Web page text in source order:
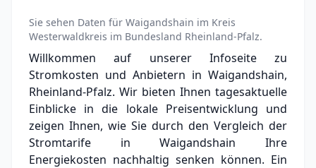
Strompreisvergleich Waigandshain 2025
Grundversorger Waigandshain
Experten-Analyse: Strommarkt in
Waigandshain
Aktueller Strompreis in Waigandshain
Stromanbieter in der Nähe von Waigandshain
Sie sehen Daten für Waigandshain im Kreis
Westerwaldkreis im Bundesland Rheinland-Pfalz.
Willkommen auf unserer Infoseite zu
Stromkosten und Anbietern in Waigandshain,
Rheinland-Pfalz. Wir bieten Ihnen tagesaktuelle
Einblicke in die lokale Preisentwicklung und
zeigen Ihnen, wie Sie durch den Vergleich der
Stromtarife in Waigandshain Ihre
Energiekosten nachhaltig senken können. Ein